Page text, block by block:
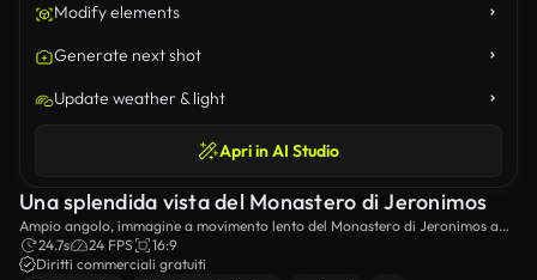
Modify elements
Generate next shot
Update weather & light
Apri in AI Studio
Una splendida vista del Monastero di Jeronimos
Ampio angolo, immagine a movimento lento del Monastero di Jeronimos a
Lisbona, in Portogallo.
24.7s 24 FPS
16:9
Diritti commerciali gratuiti